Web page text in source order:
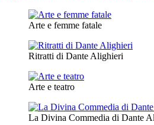
Arte e femme fatale
Ritratti di Dante Alighieri
Arte e teatro
La Divina Commedia di Dante